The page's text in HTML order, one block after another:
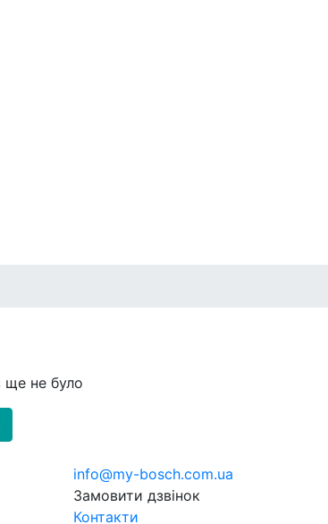
ще не було
info@my-bosch.com.ua
Замовити дзвінок
Контакти